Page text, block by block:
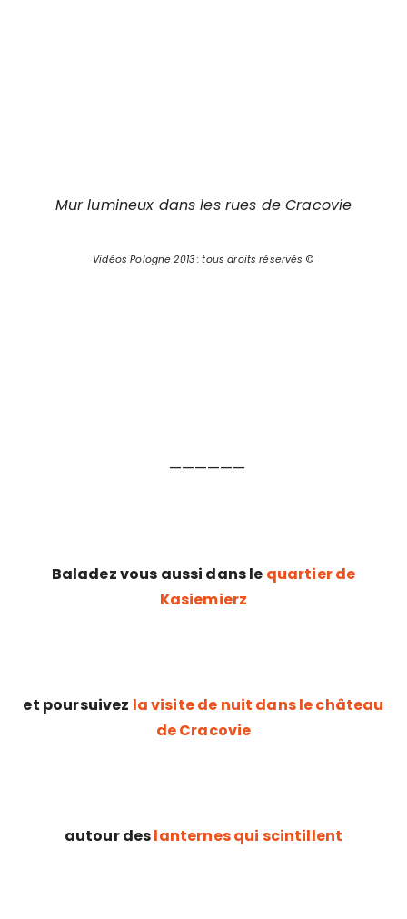
Mur lumineux dans les rues de Cracovie
Vidéos Pologne 2013 : tous droits réservés ©
——————
Baladez vous aussi dans le quartier de
Kasiemierz
et poursuivez la visite de nuit dans le château
de Cracovie
autour deslanternes qui scintillent